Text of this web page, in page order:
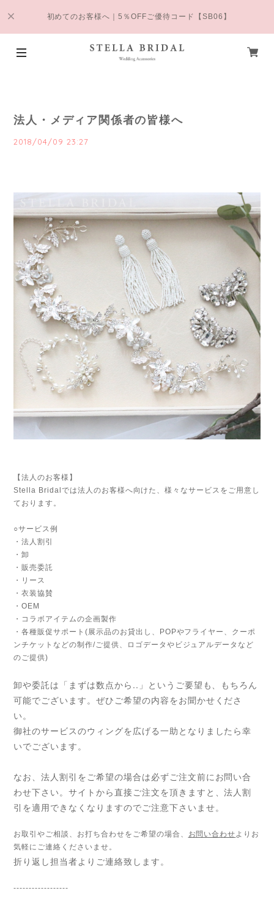
初めてのお客様へ｜5％OFFご優待コード【SB06】
法人・メディア関係者の皆様へ
2018/04/09 23:27
【法人のお客様】
Stella Bridalでは法人のお客様へ向けた、様々なサービスをご用意し
ております。
○サービス例
・法人割引
・卸
・販売委託
・リース
・衣装協賛
・OEM
・コラボアイテムの企画製作
・各種販促サポート(展示品のお貸出し、POPやフライヤー、クーポ
ンチケットなどの制作/ご提供、ロゴデータやビジュアルデータなど
のご提供)
卸や委託は「まずは数点から..」というご要望も、もちろん
可能でございます。ぜひご希望の内容をお聞かせくださ
い。
御社のサービスのウィングを広げる一助となりましたら幸
いでございます。
なお、法人割引をご希望の場合は必ずご注文前にお問い合
わせ下さい。サイトから直接ご注文を頂きますと、法人割
引を適用できなくなりますのでご注意下さいませ。
お取引やご相談、お打ち合わせをご希望の場合、 お問い合わせ よりお
気軽にご連絡くださいませ。
折り返し担当者よりご連絡致します。
------------------